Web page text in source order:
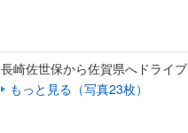
長崎佐世保から佐賀県へドライブ
もっと見る（写真23枚）